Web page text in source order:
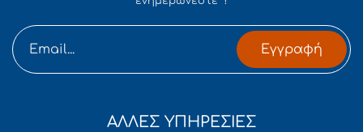
Εγγραφή
ΑΛΛΕΣ ΥΠΗΡΕΣΙΕΣ